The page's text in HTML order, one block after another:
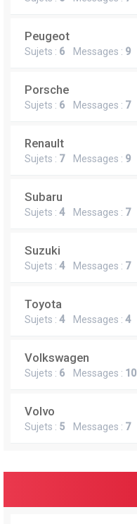
Peugeot
Sujets : 6 Messages : 9
Porsche
Sujets : 6 Messages : 7
Renault
Sujets : 7Messages : 9
Subaru
Sujets : 4Messages : 7
Suzuki
Sujets : 4Messages : 7
Toyota
Sujets : 4Messages : 4
Volkswagen
Sujets : 6 Messages : 10
Volvo
Sujets : 5 Messages : 7